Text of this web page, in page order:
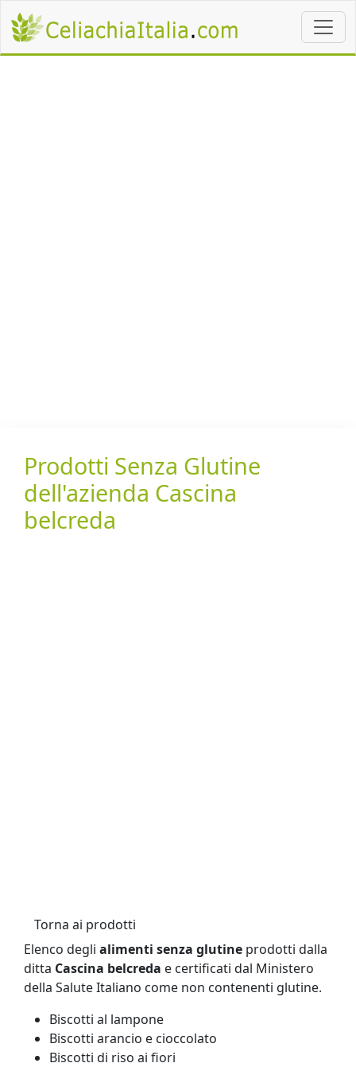
Prodotti Senza Glutine
dell'azienda Cascina
belcreda
Torna ai prodotti
Elenco degli alimenti senza glutine prodotti dalla
ditta Cascina belcreda e certificati dal Ministero
della Salute Italiano come non contenenti glutine.
Biscotti al lampone
Biscotti arancio e cioccolato
Biscotti di riso ai fiori